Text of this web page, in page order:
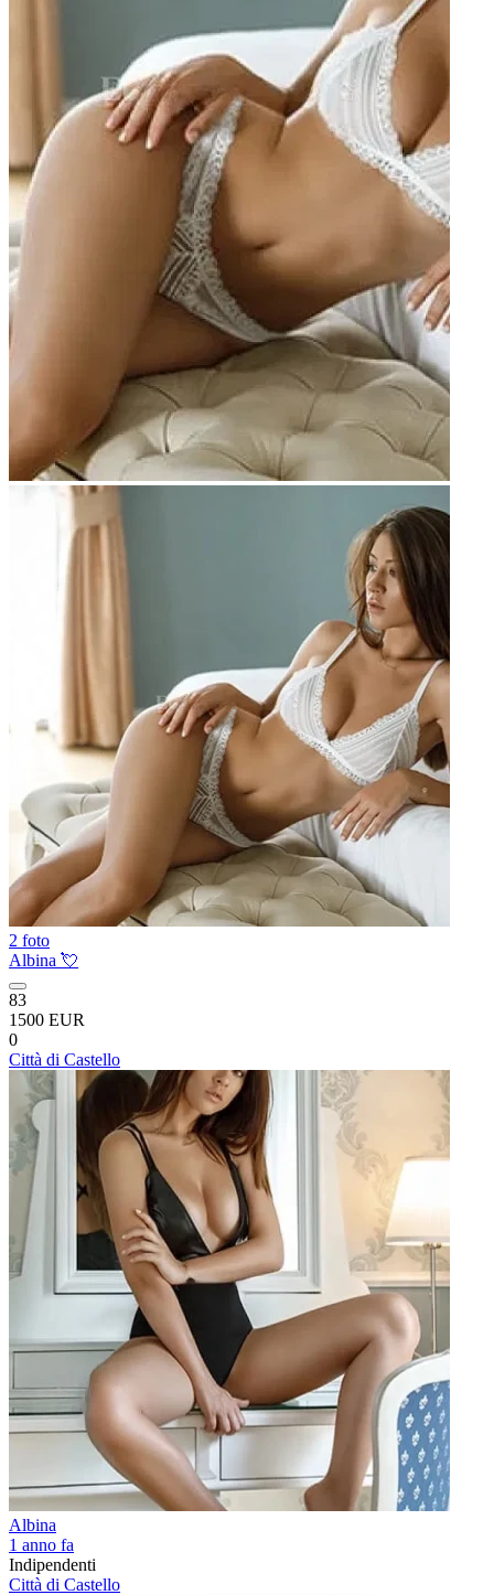
2 foto
Albina 💘
83
1500 EUR
0
Città di Castello
Albina
1 anno fa
Indipendenti
Città di Castello